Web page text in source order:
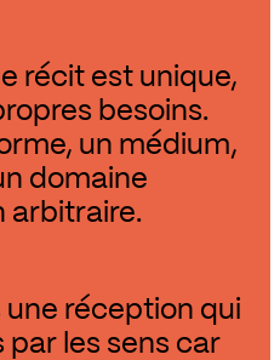
récit est unique,
besoins.
un médium,
domaine
arbitraire.
une réception qui
par les sens car